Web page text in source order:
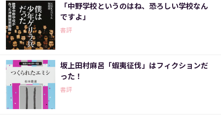
「中野学校というのはね、恐ろしい学校なん
ですよ」
書評
坂上田村麻呂「蝦夷征伐」はフィクションだ
った！
書評